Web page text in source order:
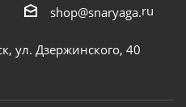
shop@snaryaga.ru
ул. Дзержинского, 40